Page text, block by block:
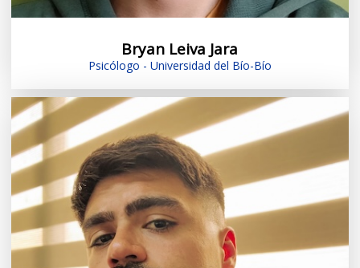
Bryan Leiva Jara
Psicólogo - Universidad del Bío-Bío